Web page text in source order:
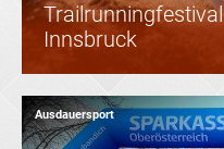
Trailrunningfestival
Innsbruck
Ausdauersport